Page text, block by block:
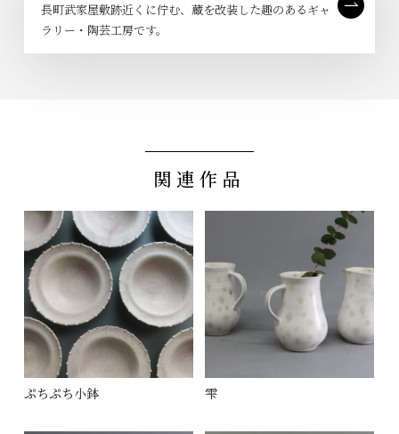
長町武家屋敷跡近くに佇む、蔵を改装した趣のあるギャ
ラリー・陶芸工房です。
関連作品
ぷちぷち小鉢 雫